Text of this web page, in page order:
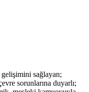
sağlayan;
sorunlarına duyarlı;